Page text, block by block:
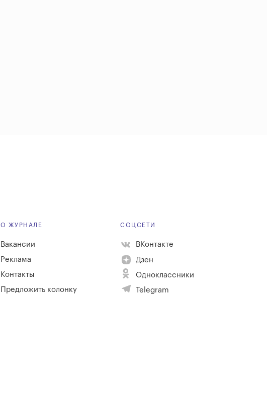
О ЖУРНАЛЕ
Вакансии
Реклама
Контакты
Предложить колонку
СОЦСЕТИ
ВКонтакте
Дзен
Одноклассники
Telegram